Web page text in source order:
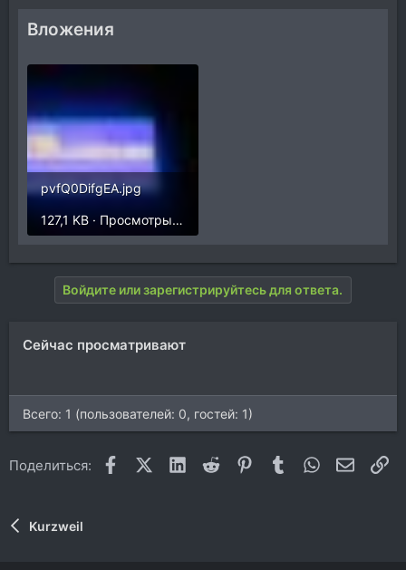
Вложения
pvfQ0DifgEA.jpg
127,1 KB · Просмотры: 271
Войдите или зарегистрируйтесь для ответа.
Сейчас просматривают
Всего: 1 (пользователей: 0, гостей: 1)
Поделиться: FacebookX (Twitter)
LinkedIn
Reddit Pinterest
Tumblr WhatsApp
Kurzweil